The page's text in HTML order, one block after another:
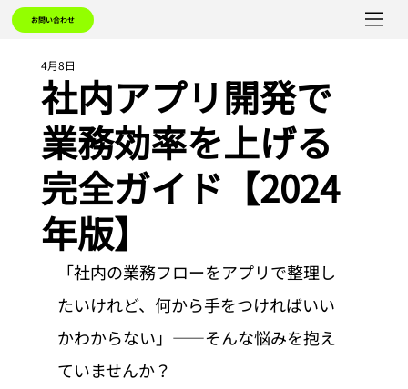
お問い合わせ
社内アプリ開発で
業務効率を上げる
完全ガイド【2024
年版】
4月8日
「社内の業務フローをアプリで整理し
たいけれど、何から手をつければいい
かわからない」——そんな悩みを抱え
ていませんか？